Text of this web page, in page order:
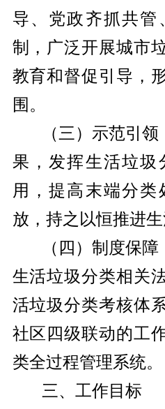
导、党政齐抓共
制，广泛开展城市
教育和督促引导，
围。
（三）示范引
果，发挥生活垃圾
用，提高末端分
放，持之以恒推进
（四）制度保
生活垃圾分类相关
活垃圾分类考核体
社区四级联动的工
类全过程管理系统。
三、工作目标